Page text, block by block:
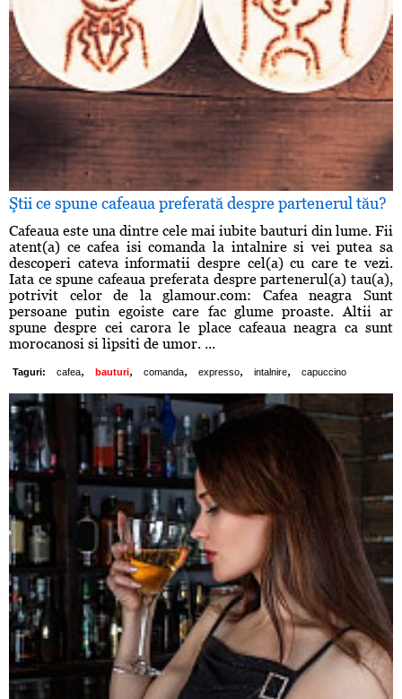
Ştii ce spune cafeaua preferată despre partenerul tău?
Cafeaua este una dintre cele mai iubite bauturi din lume. Fii
atent(a) ce cafea isi comanda la intalnire si vei putea sa
descoperi cateva informatii despre cel(a) cu care te vezi.
Iata ce spune cafeaua preferata despre partenerul(a) tau(a),
potrivit celor de la glamour.com: Cafea neagra Sunt
persoane putin egoiste care fac glume proaste. Altii ar
spune despre cei carora le place cafeaua neagra ca sunt
morocanosi si lipsiti de umor. ...
Taguri: cafea, bauturi, comanda, expresso, intalnire, capuccino